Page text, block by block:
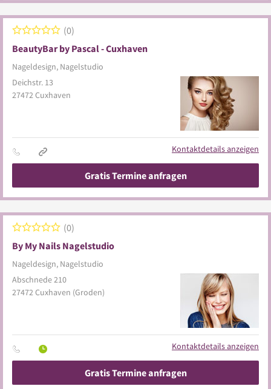
BeautyBar by Pascal - Cuxhaven
Nageldesign, Nagelstudio
0
Deichstr. 13
27472Cuxhaven
Kontaktdetails anzeigen
Gratis Termine anfragen
By My Nails Nagelstudio
Nageldesign, Nagelstudio
0
Abschnede 210
27472Cuxhaven (Groden)
Kontaktdetails anzeigen
Gratis Termine anfragen